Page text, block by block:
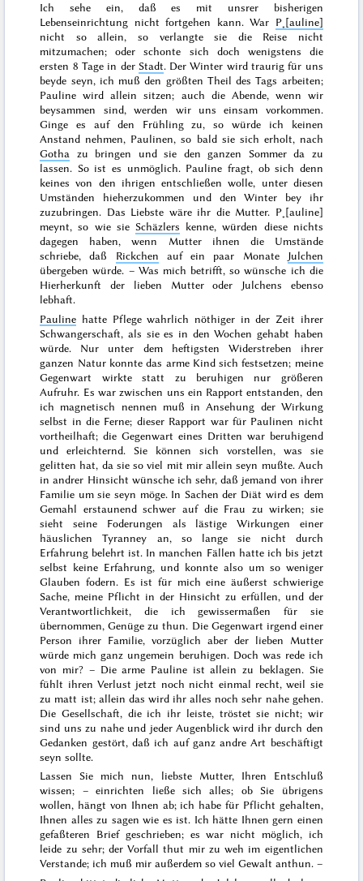
Ich sehe ein, daß es mit unsrer bisherigen
Lebenseinrichtung nicht fortgehen kann. War P˖[auline]
nicht so allein, so verlangte sie die Reise nicht
mitzumachen; oder schonte sich doch wenigstens die
ersten 8 Tage in der Stadt. DerWinter wird traurig für uns
beyde seyn, ich muß den größten Theil des Tags arbeiten;
Pauline wird allein sitzen; auch die Abende, wenn wir
beysammen sind, werden wir uns einsam vorkommen.
Ginge es auf den Frühling zu, so würde ich keinen
Anstand nehmen, Paulinen, so bald sie sich erholt, nach
Gotha zu bringen und sie den ganzen Sommer da zu
lassen. So ist es unmöglich. Pauline fragt, ob sich denn
keines von den ihrigen entschließen wolle, unter diesen
Umständen hieherzukommen und den Winter bey ihr
zuzubringen. Das Liebste wäre ihr die Mutter. P˖[auline]
meynt, so wie sie Schäzlers kenne, würden diese nichts
dagegen haben, wenn Mutter ihnen die Umstände
schriebe, daß Rickchen auf ein paar Monate Julchen
übergeben würde. – Was mich betrifft, so wünsche ich die
Hierherkunft der lieben Mutter oder Julchens ebenso
lebhaft.
Pauline hatte Pflege wahrlich nöthiger in der Zeit ihrer
Schwangerschaft, als sie es in den Wochen gehabt haben
würde. Nur unter dem heftigsten Widerstreben ihrer
ganzen Natur konnte das arme Kind sich festsetzen; meine
Gegenwart wirkte statt zu beruhigen nur größeren
Aufruhr. Es war zwischen uns ein Rapport entstanden, den
ich magnetisch nennen muß in Ansehung der Wirkung
selbst in die Ferne; dieser Rapport war für Paulinen nicht
vortheilhaft; die Gegenwart eines Dritten war beruhigend
und erleichternd. Sie können sich vorstellen, was sie
gelitten hat, da sie so viel mit mir allein seyn mußte. Auch
in andrer Hinsicht wünsche ich sehr, daß jemand von ihrer
Familie um sie seyn möge. In Sachen der Diät wird es dem
Gemahl erstaunend schwer auf die Frau zu wirken; sie
sieht seine Foderungen als lästige Wirkungen einer
häuslichen Tyranney an, so lange sie nicht durch
Erfahrung belehrt ist. In manchen Fällen hatte ich bis jetzt
selbst keine Erfahrung, und konnte also um so weniger
Glauben fodern. Es ist für mich eine äußerst schwierige
Sache, meine Pflicht in der Hinsicht zu erfüllen, und der
Verantwortlichkeit, die ich gewissermaßen für sie
übernommen, Genügezu thun. Die Gegenwart irgend einer
Person ihrer Familie, vorzüglich aber der lieben Mutter
würde mich ganz ungemein beruhigen. Doch was rede ich
von mir? – Die arme Pauline ist allein zu beklagen. Sie
fühlt ihren Verlust jetzt noch nicht einmal recht, weil sie
zu matt ist; allein das wird ihr alles noch sehr nahe gehen.
Die Gesellschaft, die ich ihr leiste, tröstet sie nicht; wir
sind unszu nahe und jeder Augenblick wird ihr durch den
Gedanken gestört, daß ich auf ganz andre Art beschäftigt
seyn sollte.
Lassen Sie mich nun, liebste Mutter, Ihren Entschluß
wissen; – einrichten ließe sich alles; ob Sie übrigens
wollen, hängt von Ihnen ab; ich habe für Pflicht gehalten,
Ihnen alles zu sagen wie es ist. Ich hätte Ihnen gern einen
gefaßteren Brief geschrieben; es war nicht möglich, ich
leide zu sehr; der Vorfall thut mir zuweh im eigentlichen
Verstande; ich muß mir außerdem so viel Gewalt anthun. –